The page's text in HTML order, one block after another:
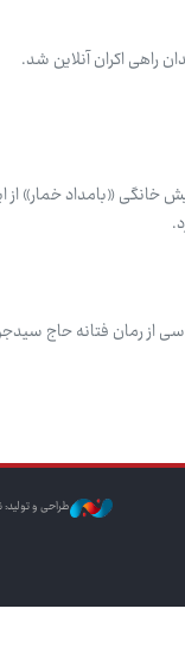
راهی اکران آنلاین شد.
خانگی «بامداد خمار»
از رمان فتانه حاج
طراحی و